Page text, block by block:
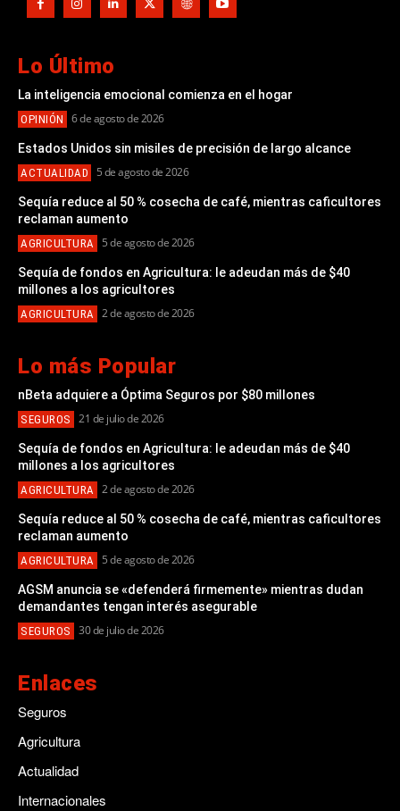
Lo Último
La inteligencia emocional comienza en el hogar
OPINIÓN 6 de agosto de 2026
Estados Unidos sin misiles de precisión de largo alcance
ACTUALIDAD 5 de agosto de 2026
Sequía reduce al 50 % cosecha de café, mientras caficultores
reclaman aumento
AGRICULTURA 5 de agosto de 2026
Sequía de fondos en Agricultura: le adeudan más de $40
millones a los agricultores
AGRICULTURA 2 de agosto de 2026
Lo más Popular
nBeta adquiere a Óptima Seguros por $80 millones
SEGUROS 21 de julio de 2026
Sequía de fondos en Agricultura: le adeudan más de $40
millones a los agricultores
AGRICULTURA 2 de agosto de 2026
Sequía reduce al 50 % cosecha de café, mientras caficultores
reclaman aumento
AGRICULTURA 5 de agosto de 2026
AGSM anuncia se «defenderá firmemente» mientras dudan
demandantes tengan interés asegurable
SEGUROS 30 de julio de 2026
Enlaces
Seguros
Agricultura
Actualidad
Internacionales